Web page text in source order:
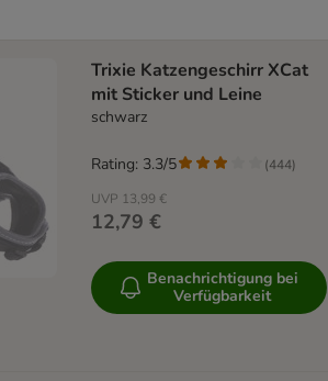
Trixie Katzengeschirr XCat
mit Sticker und Leine
schwarz
UVP 13,99 €
12,79 €
Rating: 3.3/5 (444)
Benachrichtigung bei
Verfügbarkeit